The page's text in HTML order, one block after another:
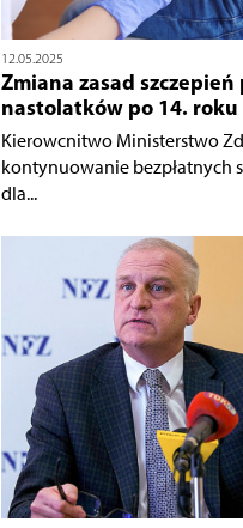
12.05.2025
Zmiana zasad szczepień
nastolatków po 14. roku
Kierowcnitwo Ministerstwo
kontynuowanie bezpłatnych
dla...